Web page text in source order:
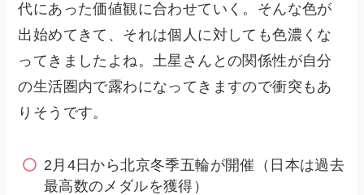
代にあった価値観に合わせていく。そんな色が
出始めてきて、それは個人に対しても色濃くな
ってきましたよね。土星さんとの関係性が自分
の生活圏内で露わになってきますので衝突もあ
りそうです。
2月4日から北京冬季五輪が開催（日本は過去
最高数のメダルを獲得）